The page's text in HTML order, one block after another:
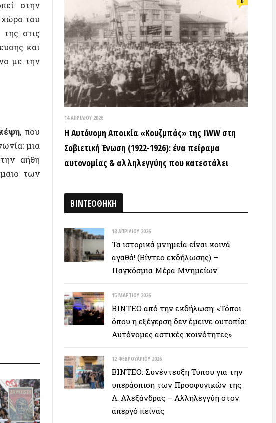
Σοβιετική Ένωση (1922-1926): ένα πείραμα
αυτονομίας & αλληλεγγύης που κατεστάλει
ΒΙΝΤΕΟΘΗΚΗ
18 ΑΠΡΙΛΊΟΥ 2026
Τα ιστορικά μνημεία είναι κοινά
αγαθά! (Βίντεο εκδήλωσης) –
Παγκόσμια Μέρα Μνημείων
15 ΜΑΡΤΊΟΥ 2026
ΒΙΝΤΕΟ από την εκδήλωση: «Τόποι
όπου η εξέγερση δεν έμεινε ουτοπία:
Λ. Αλεξάνδρας – Αλληλεγγύη στον
απεργό πείνας
ΣΥΝΕΝΤΕΥΞΕΙΣ
28 ΙΟΥΝΊΟΥ 2026
Colin Ward: Ο σπόρος κάτω απο το
χιόνι (Autonomedia, 2001)
15 ΙΟΥΝΊΟΥ 2026
Συνέντευξη Zygmunt Bauman: Η
ρευστή νεωτερικότητα
(Autonomedia, 2001)